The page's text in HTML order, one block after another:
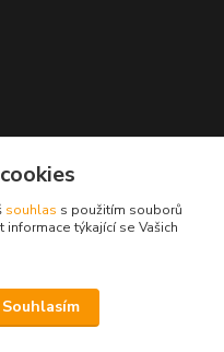
souhlas s použitím souborů
týkající se Vašich
Souhlasím